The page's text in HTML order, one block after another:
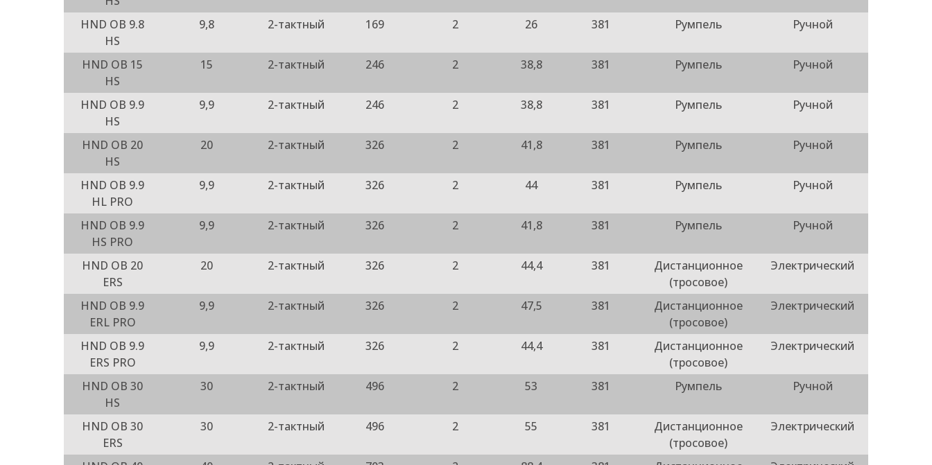
HND OB 9.8
HS
9,8 2-тактный 169 2 26 381 Румпель Ручной
HND OB 15
HS
15 2-тактный 246 2 38,8 381 Румпель Ручной
HND OB 9.9
HS
9,9 2-тактный 246 2 38,8 381 Румпель Ручной
HND OB 20
HS
20 2-тактный 326 2 41,8 381 Румпель Ручной
HND OB 9.9
HL PRO
9,9 2-тактный 326 2 44 381 Румпель Ручной
HND OB 9.9
HS PRO
9,9 2-тактный 326 2 41,8 381 Румпель Ручной
HND OB 20
ERS
20 2-тактный 326 2 44,4 381
Дистанционное
(тросовое)
Электрический
HND OB 9.9
ERL PRO
9,9 2-тактный 326 2 47,5 381
Дистанционное
(тросовое)
Электрический
HND OB 9.9
ERS PRO
9,9 2-тактный 326 2 44,4 381
Дистанционное
(тросовое)
Электрический
HND OB 30
HS
30 2-тактный 496 2 53 381 Румпель Ручной
HND OB 30
ERS
30 2-тактный 496 2 55 381
Дистанционное
(тросовое)
Электрический